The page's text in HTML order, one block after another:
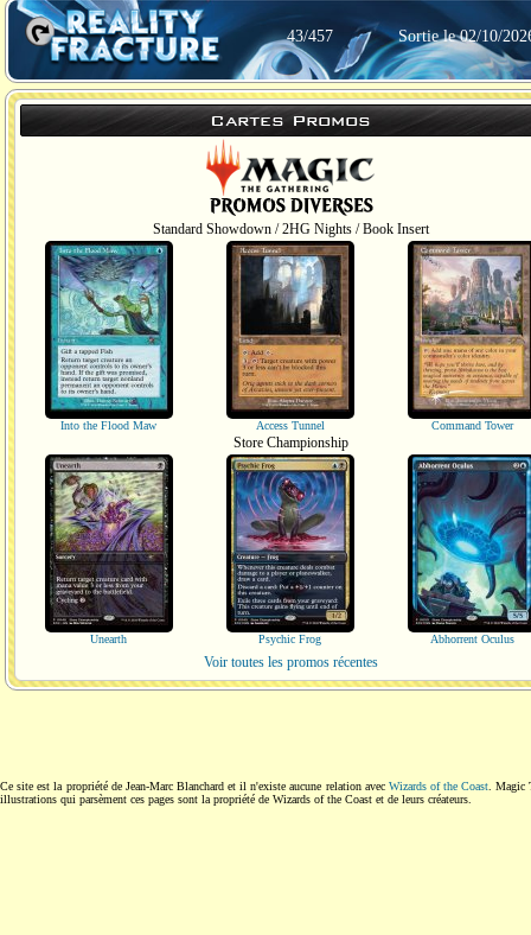
43/457 Sortie le 02/10/
Cartes Promos
Standard Showdown / 2HG Nights / Book Insert
Into the Flood Maw Access Tunnel Command Tower
Store Championship
Unearth Psychic Frog Abhorrent Oculus
Voir toutes les promos récentes
Ce site est la propriété de Jean-Marc Blanchard et il n'existe aucune relation avec Wizards of the Coast .
illustrations qui parsèment ces pages sont la propriété de Wizards of the Coast et de leurs créateurs.